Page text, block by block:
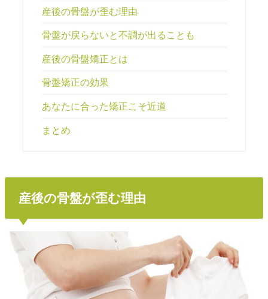
産後の骨盤が歪む理由
骨盤が戻らないと不調が出ることも
産後の骨盤矯正とは
骨盤矯正の効果
あなたに合った矯正こそ近道
まとめ
産後の骨盤が歪む理由